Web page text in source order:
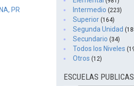
PR
Intermedio (223)
Superior (164)
Segunda Unidad
Secundario (34)
Todos los Niveles
Otros (12)
ESCUELAS